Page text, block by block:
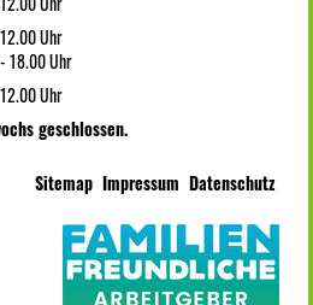
Uhr
18.00 Uhr
Uhr
geschlossen.
Sitemap Impressum Datenschutz